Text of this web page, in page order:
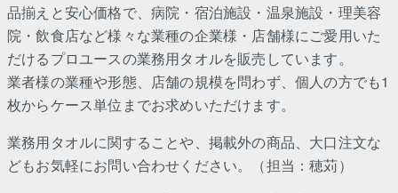
品揃えと安心価格で、病院・宿泊施設・温泉施設・理美容
院・飲食店など様々な業種の企業様・店舗様にご愛用いた
だけるプロユースの業務用タオルを販売しています。
業者様の業種や形態、店舗の規模を問わず、個人の方でも1
枚からケース単位までお求めいただけます。
業務用タオルに関することや、掲載外の商品、大口注文な
どもお気軽にお問い合わせください。（担当：穂苅）